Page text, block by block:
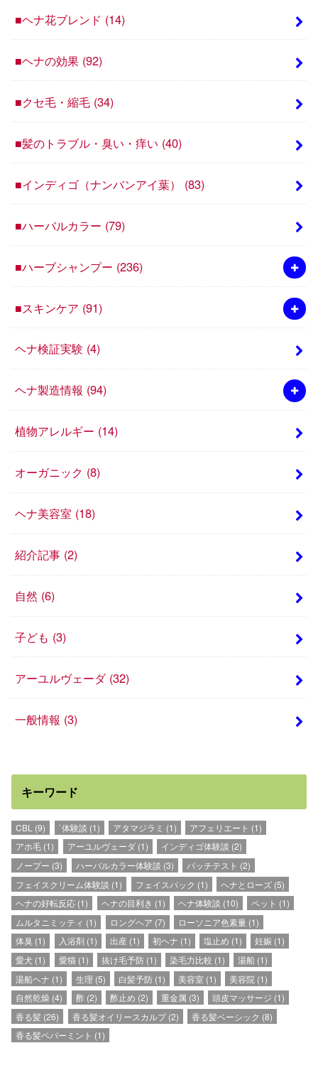
■ヘナ花ブレンド (14)
■ヘナの効果 (92)
■クセ毛・縮毛 (34)
■髪のトラブル・臭い・痒い (40)
■インディゴ（ナンバンアイ葉） (83)
■ハーバルカラー (79)
■ハーブシャンプー (236)
■スキンケア (91)
ヘナ検証実験 (4)
ヘナ製造情報 (94)
植物アレルギー (14)
オーガニック (8)
ヘナ美容室 (18)
紹介記事 (2)
自然 (6)
子ども (3)
アーユルヴェーダ (32)
一般情報 (3)
キーワード
CBL (9) `体験談 (1) アタマジラミ (1) アフェリエート (1)
アホ毛 (1) アーユルヴェーダ(1) インディゴ体験談 (2)
ノープー (3) ハーバルカラー体験談 (3) パッチテスト (2)
フェイスクリーム体験談 (1) フェイスパック (1) ヘナとローズ(5)
ヘナの好転反応 (1) ヘナの目利き (1) ヘナ体験談 (10) ペット (1)
ムルタニミッティ (1) ロングヘア (7) ローソニア色素量(1)
体臭 (1) 入浴剤(1) 出産(1) 初ヘナ (1) 塩止め (1) 妊娠 (1)
愛犬 (1) 愛猫(1) 抜け毛予防(1) 染毛力比較 (1) 湯船 (1)
湯船ヘナ (1) 生理 (5) 白髪予防(1) 美容室 (1) 美容院 (1)
自然乾燥 (4) 酢(2) 酢止め (2) 重金属 (3) 頭皮マッサージ (1)
香る髪 (26) 香る髪オイリースカルプ(2) 香る髪ベーシック (8)
香る髪ペパーミント (1)